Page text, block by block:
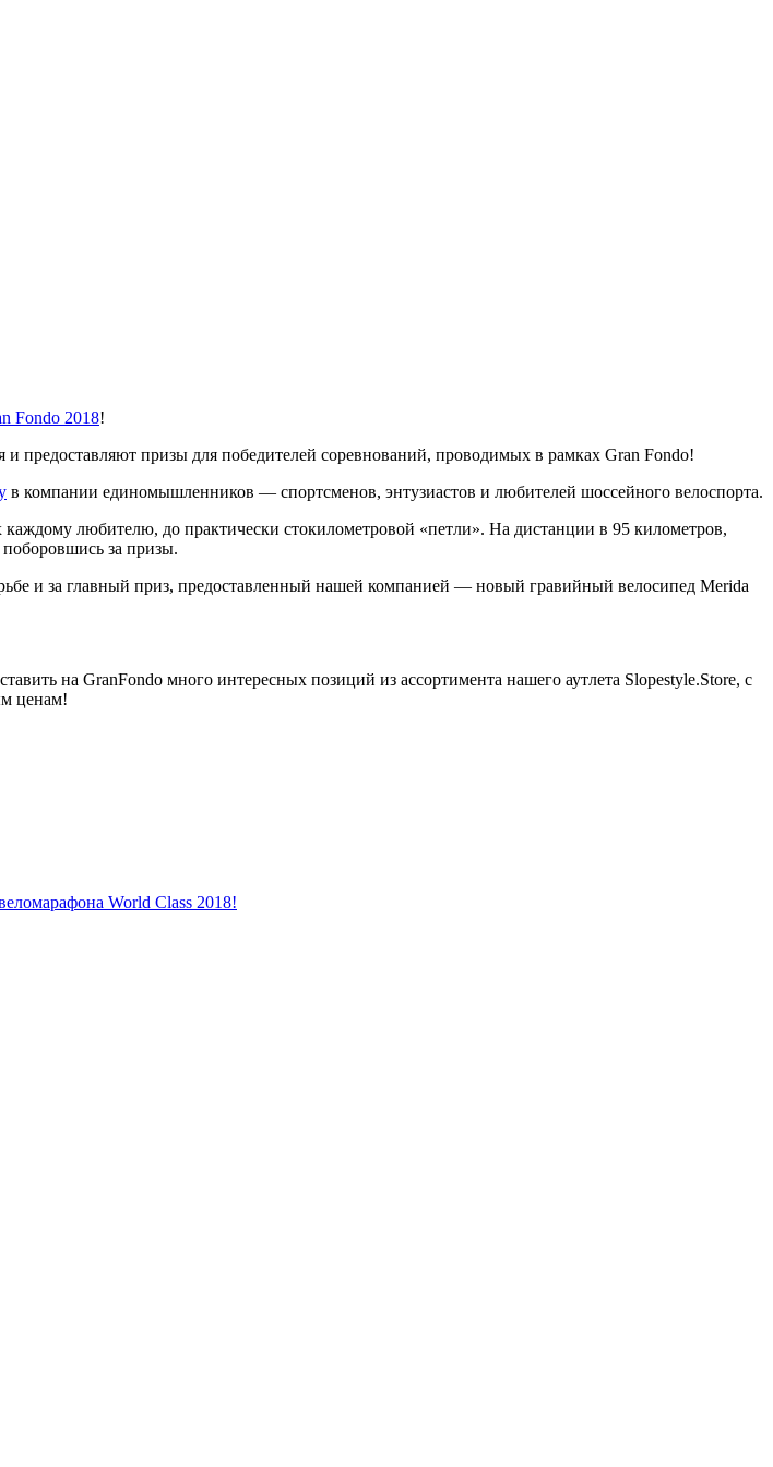
Fondo 2018!
призы для победителей соревнований, проводимых в рамках Gran Fondo!
в компании единомышленников — спортсменов, энтузиастов и любителей шоссейного велоспорта.
любителю, до практически стокилометровой «петли». На дистанции в 95 километров,
поборовшись за призы.
и за главный приз, предоставленный нашей компанией — новый гравийный велосипед Merida
на GranFondo много интересных позиций из ассортимента нашего аутлета Slopestyle.Store, с
ценам!
World Class 2018!